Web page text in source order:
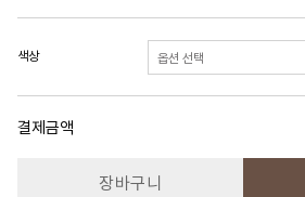
색상
결제금액
장바구니